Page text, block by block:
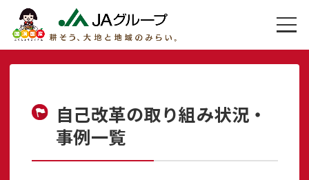
自己改革の取り組み状況・
事例一覧